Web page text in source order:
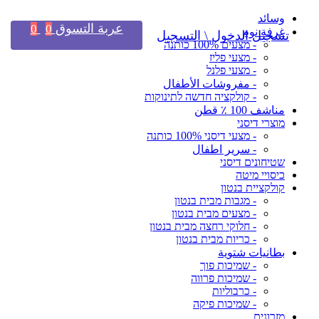
وسائد
غرفة نوم
- מצעים 100% כותנה
- מצעי פליז
- מצעי פלנל
- مفروشات الأطفال
- קולקציה חדשה לתינוקות
مناشف 100 ٪ قطن
מוצרי דיסני
- מצעי דיסני 100% כותנה
- سرير اطفال
שטיחונים דיסני
כיסויי מיטה
קולקציית בנטון
- מגבות מבית בנטון
- מצעים מבית בנטון
- חלוקי רחצה מבית בנטון
- כריות מבית בנטון
بطانيات شتوية
- שמיכות פוך
- שמיכות פרווה
- כרבוליות
- שמיכות פיקה
מזרונים
تسجيل الدخول \ التسجيل عربة التسوق 0
0